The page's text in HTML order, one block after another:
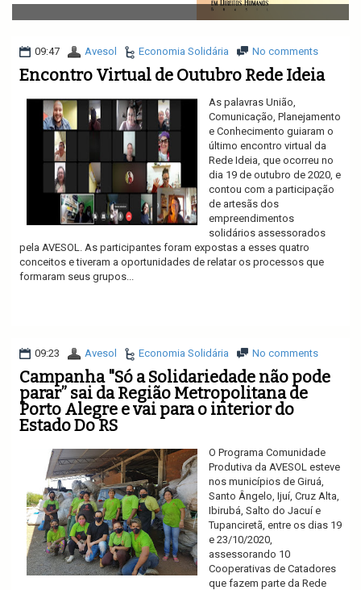
v
i
a
i
09:47 Avesol Economia Solidária No comments
Encontro Virtual de Outubro Rede Ideia
As palavras União,
Comunicação, Planejamento
e Conhecimento guiaram o
último encontro virtual da
Rede Ideia, que ocorreu no
dia 19 de outubro de 2020, e
contou com a participação
de artesãs dos
empreendimentos
solidários assessorados
pela AVESOL. As participantes foram expostas a esses quatro
conceitos e tiveram a oportunidades de relatar os processos que
formaram seus grupos...
09:23 Avesol Economia Solidária No comments
Campanha "Só a Solidariedade não pode
parar” sai da Região Metropolitana de
Porto Alegre e vai para o interior do
Estado Do RS
O Programa Comunidade
Produtiva da AVESOL esteve
nos municípios de Giruá,
Santo Ângelo, Ijuí, Cruz Alta,
Ibirubá, Salto do Jacuí e
Tupanciretã, entre os dias 19
e 23/10/2020,
assessorando 10
Cooperativas de Catadores
que fazem parte da Rede